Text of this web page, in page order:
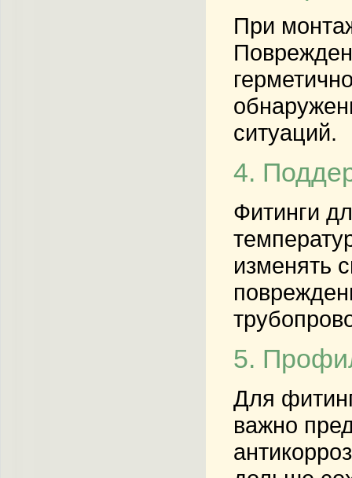
При
ситуаций.
4.
Фитинги
изменять
5.
Для
важно